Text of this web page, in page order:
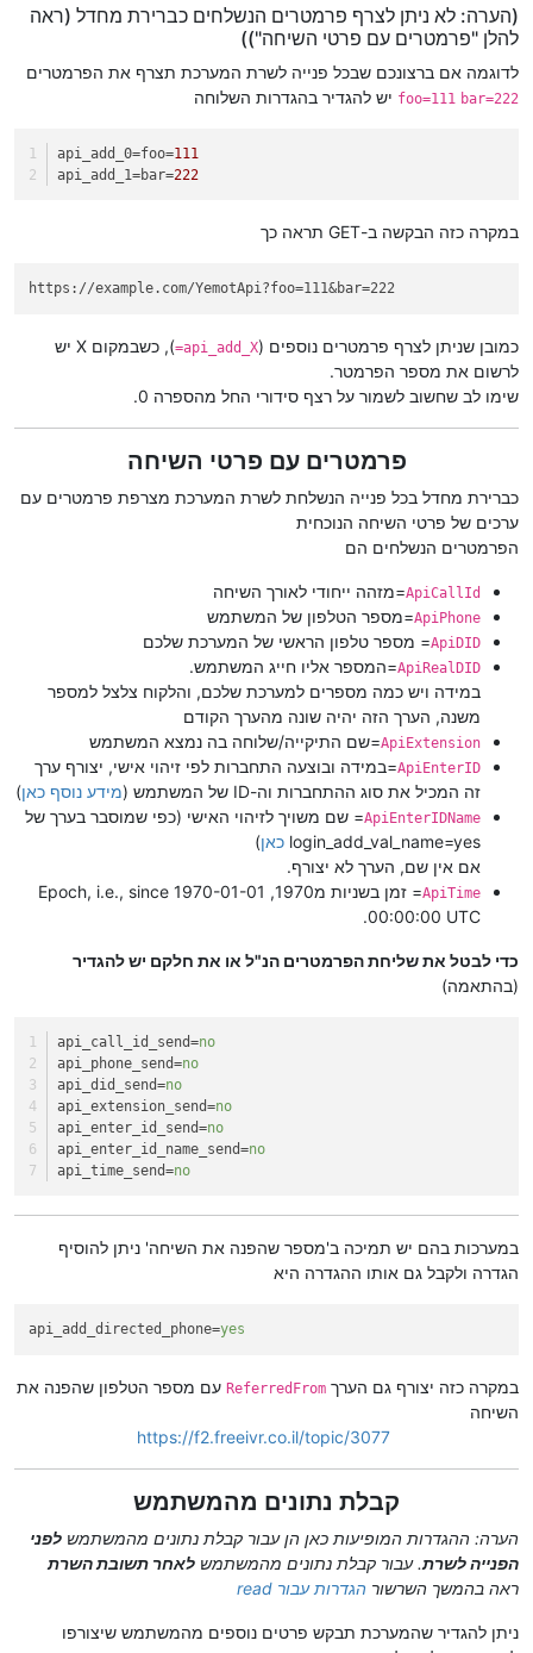
(הערה: לא ניתן לצרף פרמטרים הנשלחים כברירת מחדל (ראה
להלן "פרמטרים עם פרטי השיחה"))
לדוגמה אם ברצונכם שבכל פנייה לשרת המערכת תצרף את הפרמטרים
foo=111 bar=222 יש להגדיר בהגדרות השלוחה
api_add_0=foo=111
api_add_1=bar=222
במקרה כזה הבקשה ב-GET תראה כך
https://example.com/YemotApi?foo=111&bar=222
כמובן שניתן לצרף פרמטרים נוספים (api_add_X=
), כשבמקום X יש
לרשום את מספר הפרמטר.
שימו לב שחשוב לשמור על רצף סידורי החל מהספרה 0.
פרמטרים עם פרטי השיחה
כברירת מחדל בכל פנייה הנשלחת לשרת המערכת מצרפת פרמטרים עם
ערכים של פרטי השיחה הנוכחית
הפרמטרים הנשלחים הם
ApiCallId=מזהה ייחודי לאורך השיחה
ApiPhone=מספר הטלפון של המשתמש
ApiDID= מספר טלפון הראשי של המערכת שלכם
ApiRealDID=המספר אליו חייג המשתמש.
במידה ויש כמה מספרים למערכת שלכם, והלקוח צלצל למספר
משנה, הערך הזה יהיה שונה מהערך הקודם
ApiExtension=שם התיקייה/שלוחה בה נמצא המשתמש
ApiEnterID=במידה ובוצעה התחברות לפי זיהוי אישי, יצורף ערך
זה המכיל את סוג ההתחברות וה-ID של המשתמש (
מידע נוסף כאן)
ApiEnterIDName= שם משויך לזיהוי האישי (כפי שמוסבר בערך של
login_add_val_name=yes כאן)
אם אין שם, הערך לא יצורף.
ApiTime
= זמן בשניות מ1970, Epoch, i.e., since 1970-01-01
00:00:00 UTC.
כדי לבטל את שליחת הפרמטרים הנ"ל או את חלקם יש להגדיר
(בהתאמה)
api_call_id_send=no
api_phone_send=no
api_did_send=no
api_extension_send=no
api_enter_id_send=no
api_enter_id_name_send=no
api_time_send=no
במערכות בהם יש תמיכה ב'מספר שהפנה את השיחה' ניתן להוסיף
הגדרה ולקבל גם אותו ההגדרה היא
api_add_directed_phone=yes
במקרה כזה יצורף גם הערך ReferredFrom עם מספר הטלפון שהפנה את
השיחה
https://f2.freeivr.co.il/topic/3077
קבלת נתונים מהמשתמש
הערה: ההגדרות המופיעות כאן הן עבור קבלת נתונים מהמשתמש לפני
הפנייה לשרת. עבור קבלת נתונים מהמשתמש לאחר תשובת השרת
ראה בהמשך השרשור הגדרות עבור read
ניתן להגדיר שהמערכת תבקש פרטים נוספים מהמשתמש שיצורפו